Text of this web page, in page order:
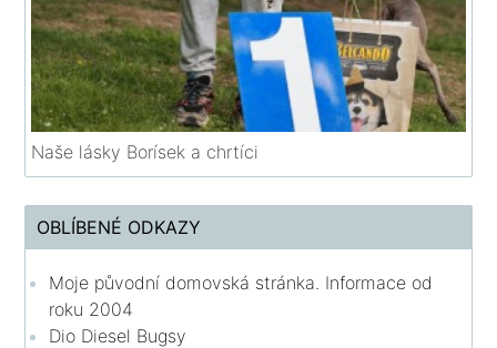
Naše lásky Borísek a chrtíci
OBLÍBENÉ ODKAZY
Moje původní domovská stránka. Informace od
roku 2004
Dio Diesel Bugsy